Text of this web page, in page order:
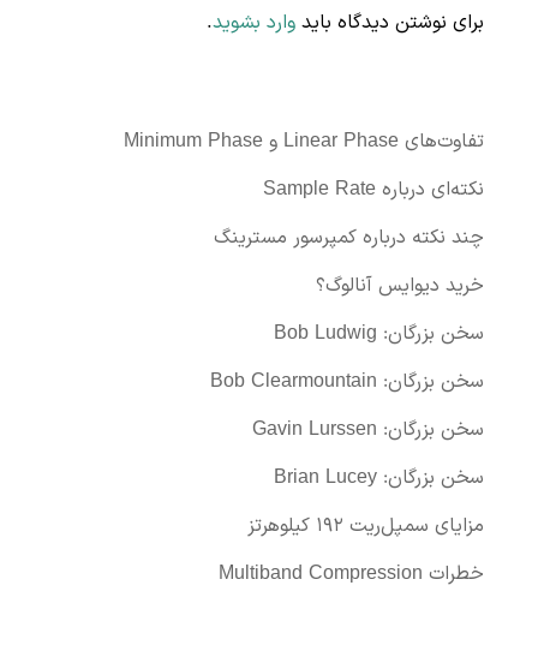
برای نوشتن دیدگاه باید وارد بشوید.
تفاوت‌های Linear Phase و Minimum Phase
نکته‌ای درباره Sample Rate
چند نکته درباره کمپرسور مسترینگ
خرید دیوایس آنالوگ؟
سخن بزرگان: Bob Ludwig
سخن بزرگان: Bob Clearmountain
سخن بزرگان: Gavin Lurssen
سخن بزرگان: Brian Lucey
مزایای سمپل‌ریت ۱۹۲ کیلوهرتز
خطرات Multiband Compression